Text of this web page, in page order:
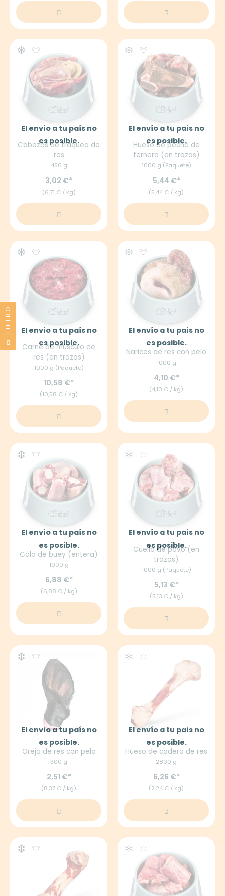
El envío a tu país no
es posible.
Cabezas de traquea de
res
450 g
3,02 €
(6,71 € / kg)
El envío a tu país no
es posible.
Hueso de pecho de
ternera (en trozos)
1000 g (Paquete)
5,44 €
(5,44 € / kg)
El envío a tu país no
es posible.
Carne de músculo de
res (en trozos)
1000 g (Paquete)
10,58 €
(10,58 € / kg)
El envío a tu país no
es posible.
Narices de res con pelo
1000 g
4,10 €
(4,10 € / kg)
El envío a tu país no
es posible.
Cola de buey (entera)
1000 g
6,88 €
(6,88 € / kg)
El envío a tu país no
es posible.
Cuello de pavo (en
trozos)
1000 g (Paquete)
5,13 €
(5,13 € / kg)
El envío a tu país no
es posible.
Oreja de res con pelo
300 g
2,51 €
(8,37 € / kg)
El envío a tu país no
es posible.
Hueso de cadera de res
2800 g
6,26 €
(2,24 € / kg)
FILTRO